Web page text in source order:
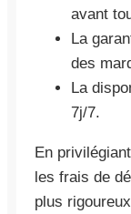
avant
La
des
La
7j/7.
En
les frais de
plus